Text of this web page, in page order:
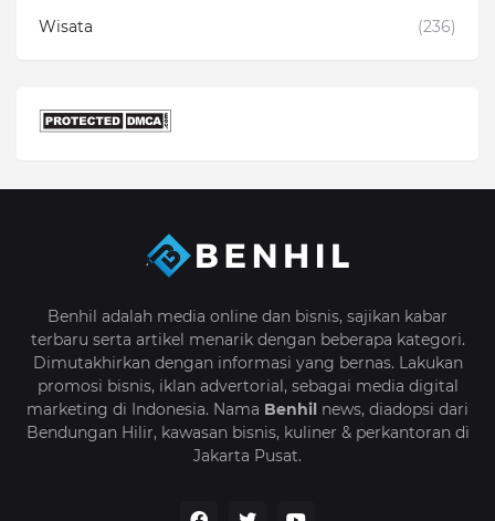
Wisata
(236)
Benhil adalah media online dan bisnis, sajikan kabar
terbaru serta artikel menarik dengan beberapa kategori.
Dimutakhirkan dengan informasi yang bernas. Lakukan
promosi bisnis, iklan advertorial, sebagai media digital
marketing di Indonesia. Nama Benhil news, diadopsi dari
Bendungan Hilir, kawasan bisnis, kuliner & perkantoran di
Jakarta Pusat.